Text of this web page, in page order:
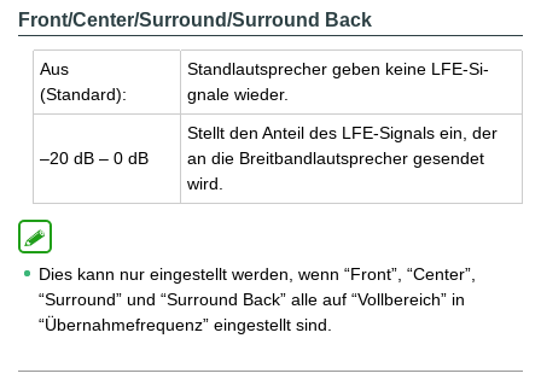
Front/Center/Surround/Surround Back
Aus
(Stan­dard):
Stand­laut­spre­cher geben keine LFE-Si­
gna­le wie­der.
–20 dB – 0 dB
Stellt den An­teil des LFE-Si­gnals ein, der
an die Breit­band­laut­spre­cher ge­sen­det
wird.
Dies kann nur eingestellt werden, wenn “Front”, “Center”,
“Surround” und “Surround Back” alle auf “Vollbereich” in
“Übernahmefrequenz” eingestellt sind.